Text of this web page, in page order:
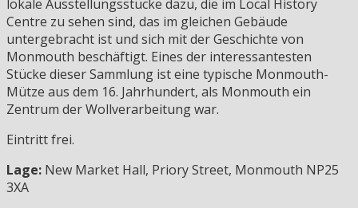
lokale Ausstellungsstücke dazu, die im Local History
Centre zu sehen sind, das im gleichen Gebäude
untergebracht ist und sich mit der Geschichte von
Monmouth beschäftigt. Eines der interessantesten
Stücke dieser Sammlung ist eine typische Monmouth-
Mütze aus dem 16. Jahrhundert, als Monmouth ein
Zentrum der Wollverarbeitung war.
Eintritt frei.
Lage: New Market Hall, Priory Street, Monmouth NP25
3XA